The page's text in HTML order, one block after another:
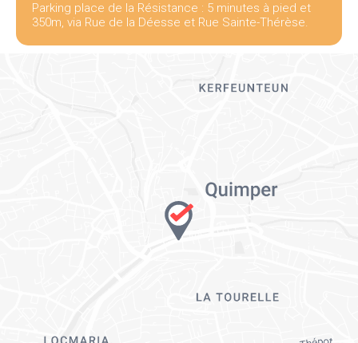
Parking place de la Résistance : 5 minutes à pied et
350m, via Rue de la Déesse et Rue Sainte-Thérèse.